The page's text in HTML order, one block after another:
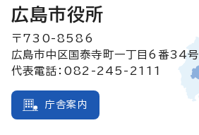
広島市役所
〒730-8586
広島市中区国泰寺町一丁目6番34号
代表電話：082-245-2111
庁舎案内